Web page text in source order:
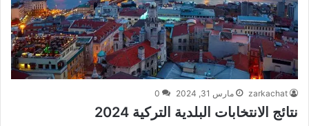
zarkachat مارس 31, 2024 0
نتائج الانتخابات البلدية التركية 2024